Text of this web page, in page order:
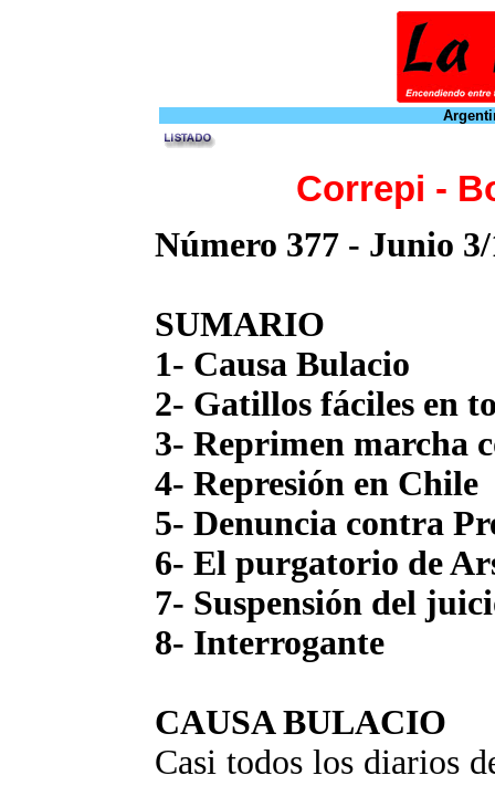
Correpi -
Número 377 - Junio 3/
SUMARIO
1- Causa Bulacio
2- Gatillos fáciles en
3- Reprimen marcha
4- Represión en Chile
5- Denuncia contra
6- El purgatorio de
7- Suspensión del
8- Interrogante
CAUSA BULACIO
Casi todos los diarios